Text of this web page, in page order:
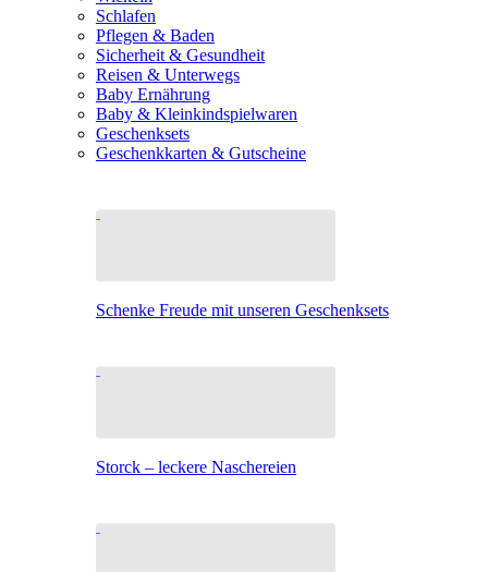
Schlafen
Pflegen & Baden
Sicherheit & Gesundheit
Reisen & Unterwegs
Baby Ernährung
Baby & Kleinkindspielwaren
Geschenksets
Geschenkkarten & Gutscheine
Schenke Freude mit unseren Geschenksets
Storck – leckere Naschereien